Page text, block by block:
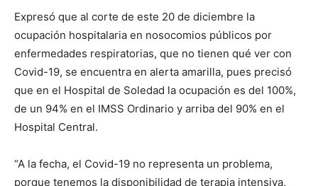
Expresó que al corte de este 20 de diciembre la
ocupación hospitalaria en nosocomios públicos por
enfermedades respiratorias, que no tienen qué ver con
Covid-19, se encuentra en alerta amarilla, pues precisó
que en el Hospital de Soledad la ocupación es del 100%,
de un 94% en el IMSS Ordinario y arriba del 90% en el
Hospital Central.
“A la fecha, el Covid-19 no representa un problema,
porque tenemos la disponibilidad de terapia intensiva,